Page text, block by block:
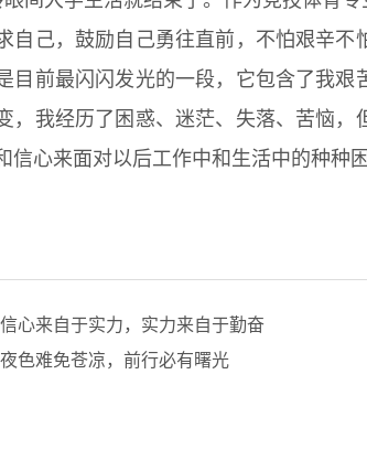
自己，鼓励自己勇往直前，不怕艰辛
目前最闪闪发光的一段，它包含了我
，我经历了困惑、迷茫、失落、苦恼
信心来面对以后工作中和生活中的种种
心来自于实力，实力来自于勤奋
色难免苍凉，前行必有曙光